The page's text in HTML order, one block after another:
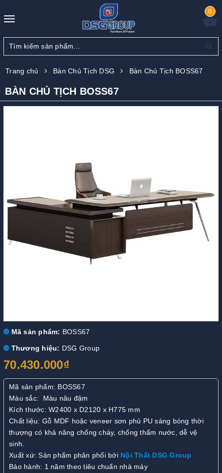
Toggle
0
Trang chủ Bàn Chủ Tịch DSG Bàn Chủ Tịch BOSS67
BÀN CHỦ TỊCH BOSS67
Mã sản phẩm: BOSS67
Thương hiệu: DSG Group
70.430.000₫
Mã sản phẩm: BOSS67
Màu sắc: Màu nâu đậm
Kích thước: W2400 x D2120 x H775 mm
Chất liệu: Gỗ MDF hoặc veneer sơn phủ PU sáng bóng thời
thượng có khả năng chống cháy, chống thấm nước, dễ vệ
sinh.
Xuất xứ: Sản phẩm phân phối bởi Nội Thất DSG Group
Bảo hành: 1 năm theo tiêu chuẩn nhà máy